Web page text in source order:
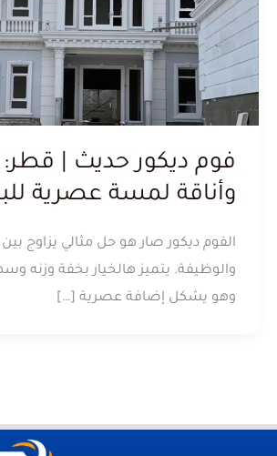
فوم ديكور حديث |
وأناقة لمسة عصرية
الفوم ديكور صار هو حل مثالي يزاوج بين
والوظيفة. يتميز هالخيار بخفة وزنه
وهو يشكل إضافة عصرية […]